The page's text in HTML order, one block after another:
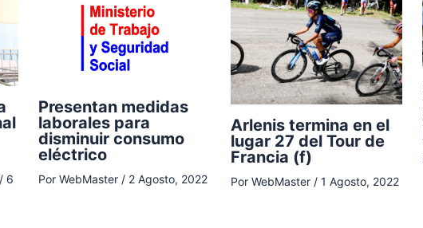
/ 6
Presentan medidas
laborales para
disminuir consumo
eléctrico
Por WebMaster / 2 Agosto, 2022
Arlenis termina en el
lugar 27 del Tour de
Francia (f)
Por WebMaster / 1 Agosto, 2022